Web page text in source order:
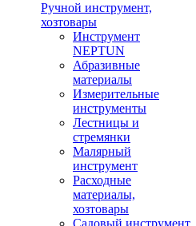
Ручной инструмент,
хозтовары
Инструмент
NEPTUN
Абразивные
материалы
Измерительные
инструменты
Лестницы и
стремянки
Малярный
инструмент
Расходные
материалы,
хозтовары